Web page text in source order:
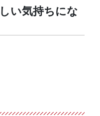
い気持ちにな